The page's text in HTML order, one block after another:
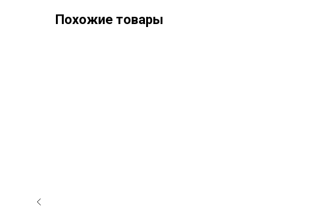
Похожие товары